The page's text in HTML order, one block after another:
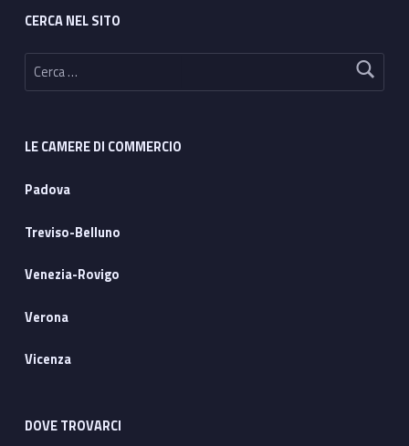
CERCA NEL SITO
Ricerca per:
LE CAMERE DI COMMERCIO
Padova
Treviso-Belluno
Venezia-Rovigo
Verona
Vicenza
DOVE TROVARCI